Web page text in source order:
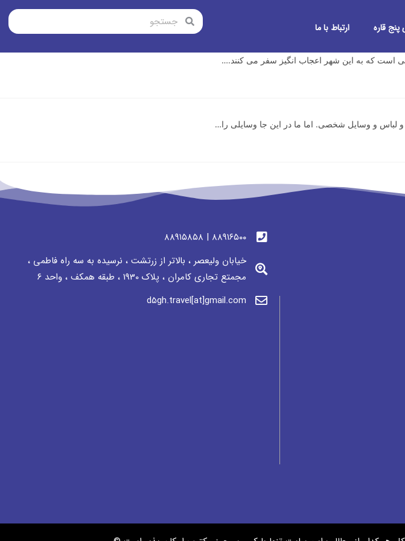
پنج قاره ارتباط با ما
و وسایل شخصی. اما ما در این جا وسایلی را…
٨٨٩١٦٥٠٠ | ٨٨٩١٥٨٥٨
خیابان ولیعصر ، بالاتر از زرتشت ، نرسيده به سه راه فاطمی ،
مجمتع تجاری كامران ، پلاک 1930 ، طبقه همکف ، واحد ٦
d5gh.travel[at]gmail.com